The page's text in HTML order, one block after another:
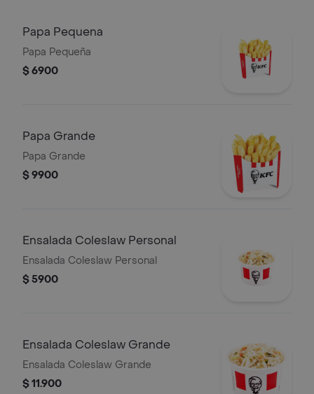
Papa Pequena
Papa Pequeña
$ 6900
Papa Grande
Papa Grande
$ 9900
Ensalada Coleslaw Personal
Ensalada Coleslaw Personal
$ 5900
Ensalada Coleslaw Grande
Ensalada Coleslaw Grande
$ 11.900